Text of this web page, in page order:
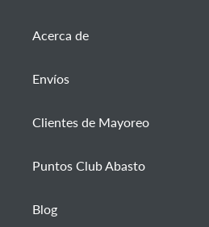
Acerca de
Envíos
Clientes de Mayoreo
Puntos Club Abasto
Blog